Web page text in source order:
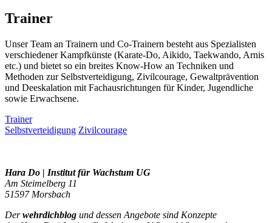
Trainer
Unser Team an Trainern und Co-Trainern besteht aus Spezialisten
verschiedener Kampfkünste (Karate-Do, Aikido, Taekwando, Arnis
etc.) und bietet so ein breites Know-How an Techniken und
Methoden zur Selbstverteidigung, Zivilcourage, Gewaltprävention
und Deeskalation mit Fachausrichtungen für Kinder, Jugendliche
sowie Erwachsene.
Trainer
Selbstverteidigung Zivilcourage
Hara Do | Institut für Wachstum UG
Am Steimelberg 11
51597 Morsbach
Derwehrdichblog und dessen Angebote sind Konzepte